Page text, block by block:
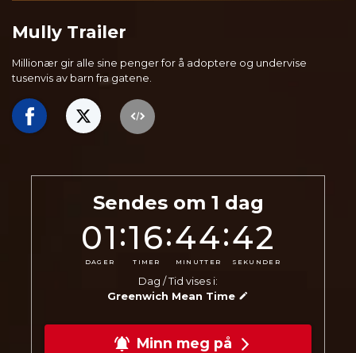
Mully Trailer
Millionær gir alle sine penger for å adoptere og undervise
tusenvis av barn fra gatene.
Sendes om 1 dag
01
DAGER
:16
TIMER
:44
MINUTTER
:41
SEKUNDER
Dag / Tid vises i:
Greenwich Mean Time
Minn meg på